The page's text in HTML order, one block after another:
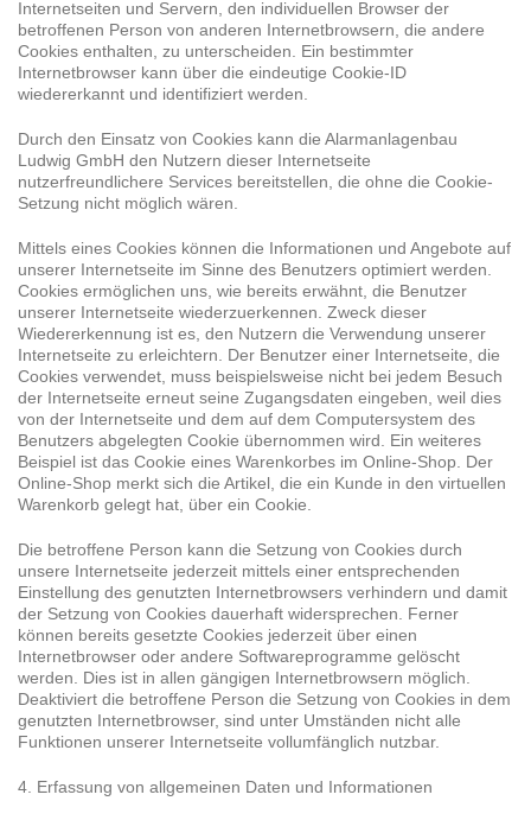
Internetseiten und Servern, den individuellen Browser der
betroffenen Person von anderen Internetbrowsern, die andere
Cookies enthalten, zu unterscheiden. Ein bestimmter
Internetbrowser kann über die eindeutige Cookie-ID
wiedererkannt und identifiziert werden.
Durch den Einsatz von Cookies kann die Alarmanlagenbau
Ludwig GmbH den Nutzern dieser Internetseite
nutzerfreundlichere Services bereitstellen, die ohne die Cookie-
Setzung nicht möglich wären.
Mittels eines Cookies können die Informationen und Angebote auf
unserer Internetseite im Sinne des Benutzers optimiert werden.
Cookies ermöglichen uns, wie bereits erwähnt, die Benutzer
unserer Internetseite wiederzuerkennen. Zweck dieser
Wiedererkennung ist es, den Nutzern die Verwendung unserer
Internetseite zu erleichtern. Der Benutzer einer Internetseite, die
Cookies verwendet, muss beispielsweise nicht bei jedem Besuch
der Internetseite erneut seine Zugangsdaten eingeben, weil dies
von der Internetseite und dem auf dem Computersystem des
Benutzers abgelegten Cookie übernommen wird. Ein weiteres
Beispiel ist das Cookie eines Warenkorbes im Online-Shop. Der
Online-Shop merkt sich die Artikel, die ein Kunde in den virtuellen
Warenkorb gelegt hat, über ein Cookie.
Die betroffene Person kann die Setzung von Cookies durch
unsere Internetseite jederzeit mittels einer entsprechenden
Einstellung des genutzten Internetbrowsers verhindern und damit
der Setzung von Cookies dauerhaft widersprechen. Ferner
können bereits gesetzte Cookies jederzeit über einen
Internetbrowser oder andere Softwareprogramme gelöscht
werden. Dies ist in allen gängigen Internetbrowsern möglich.
Deaktiviert die betroffene Person die Setzung von Cookies in dem
genutzten Internetbrowser, sind unter Umständen nicht alle
Funktionen unserer Internetseite vollumfänglich nutzbar.
4. Erfassung von allgemeinen Daten und Informationen